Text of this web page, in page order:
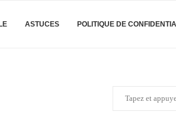
ASTUCES POLITIQUE DE